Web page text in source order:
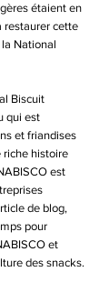
étaient en
restaurer cette
National
Biscuit
qui est
et friandises
riche histoire
est
de blog,
pour
et
des snacks.